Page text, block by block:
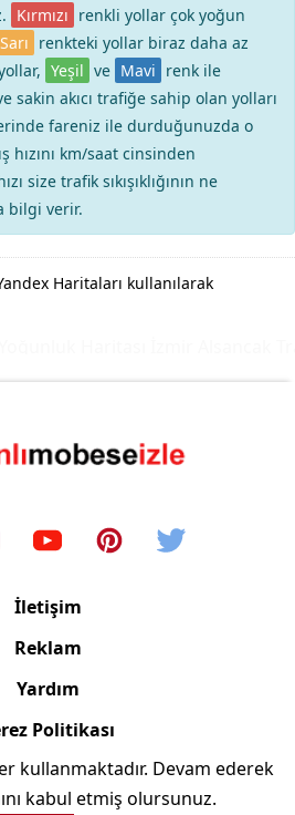
Kırmızı renkli yollar çok yoğun
Sarı renkteki yollar biraz daha az
Yeşil ve Mavi renk ile
sakin akıcı trafiğe sahip olan yolları
fareniz ile durduğunuzda o
hızını km/saat cinsinden
size trafik sıkışıklığının ne
bilgi verir.
Haritaları kullanılarak
İletişim
Reklam
Yardım
Politikası
2024 Canlimobeseizle.com
kullanmaktadır. Devam ederek
kabul etmiş olursunuz.